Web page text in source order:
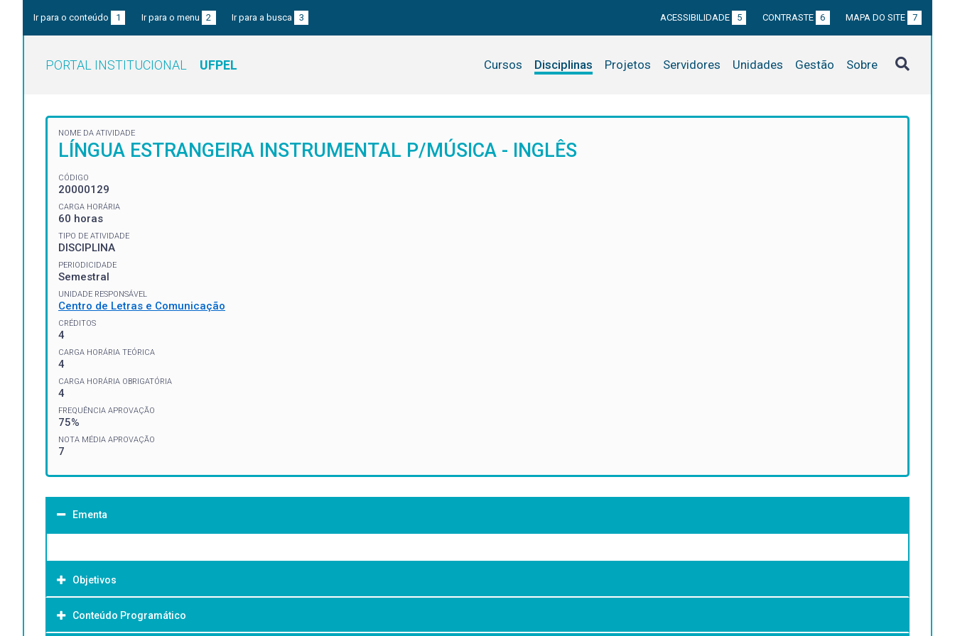
Ir para o conteúdo 1 Ir para o menu 2 Ir para a busca 3 ACESSIBILIDADE 5 CONTRASTE 6 MAPA DO SITE 7
PORTAL INSTITUCIONAL UFPEL Cursos Disciplinas Projetos Servidores Unidades Gestão Sobre
NOME DA ATIVIDADE
LÍNGUA ESTRANGEIRA INSTRUMENTAL P/MÚSICA - INGLÊS
CÓDIGO
20000129
CARGA HORÁRIA
60 horas
TIPO DE ATIVIDADE
DISCIPLINA
PERIODICIDADE
Semestral
UNIDADE RESPONSÁVEL
Centro de Letras e Comunicação
CRÉDITOS
4
CARGA HORÁRIA TEÓRICA
4
CARGA HORÁRIA OBRIGATÓRIA
4
FREQUÊNCIA APROVAÇÃO
75%
NOTA MÉDIA APROVAÇÃO
7
Ementa
Objetivos
Objetivo Geral:
Conteúdo Programático